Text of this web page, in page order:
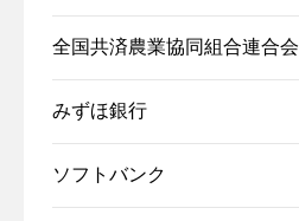
全国共済農業協同組合連合会
みずほ銀行
ソフトバンク